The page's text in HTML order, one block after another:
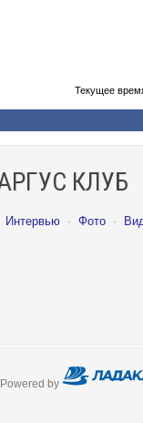
Текущее
КЛУБ
Интервью · Фото ·
by